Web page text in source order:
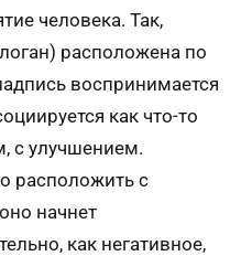
человека. Так,
расположена по
воспринимается
как что-то
с улучшением.
расположить с
начнет
как негативное,